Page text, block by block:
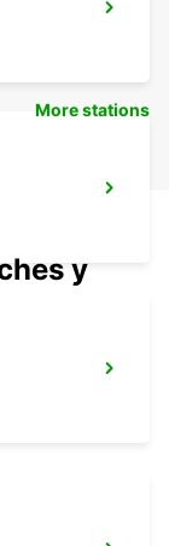
More stations
y